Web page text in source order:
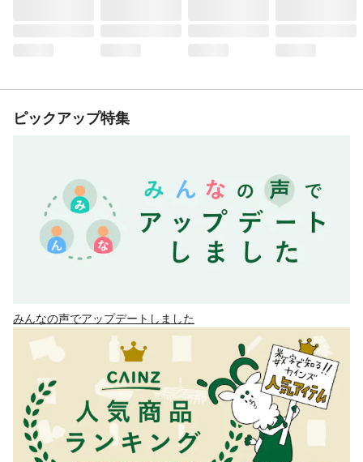
ピックアップ特集
みんなの声でアップデートしました